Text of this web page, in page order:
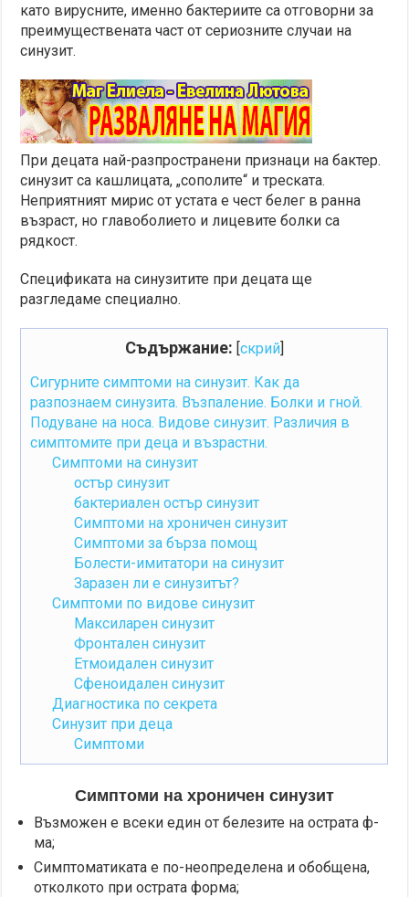
като вирусните, именно бактериите са отговорни за
преимуществената част от сериозните случаи на
синузит.
При децата най-разпространени признаци на бактер.
синузит са кашлицата, „сополите“ и треската.
Неприятният мирис от устата е чест белег в ранна
възраст, но главоболието и лицевите болки са
рядкост.
Спецификата на синузитите при децата ще
разгледаме специално.
Съдържание: [скрий]
Сигурните симптоми на синузит. Как да
разпознаем синузита. Възпаление. Болки и гной.
Подуване на носа. Видове синузит. Различия в
симптомите при деца и възрастни.
Симптоми на синузит
остър синузит
бактериален остър синузит
Симптоми на хроничен синузит
Симптоми за бърза помощ
Болести-имитатори на синузит
Заразен ли е синузитът?
Симптоми по видове синузит
Максиларен синузит
Фронтален синузит
Етмоидален синузит
Сфеноидален синузит
Диагностика по секрета
Синузит при деца
Симптоми
Симптоми на хроничен синузит
Възможен е всеки един от белезите на острата ф-
ма;
Симптоматиката е по-неопределена и обобщена,
отколкото при острата форма;